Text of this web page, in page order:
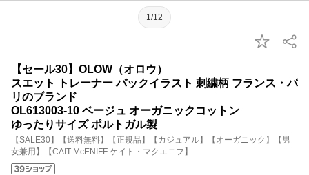
1/12
【セール30】OLOW（オロウ）
スエット トレーナー バックイラスト 刺繍柄 フランス・パ
リのブランド
OL613003-10 ベージュ オーガニックコットン
ゆったりサイズ ポルトガル製
【SALE30】【送料無料】【正規品】【カジュアル】【オーガニック】【男
女兼用】【CAIT McENIFF ケイト・マクエニフ】